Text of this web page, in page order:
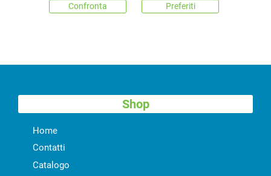
Confronta Preferiti
Shop
Home
Contatti
Catalogo